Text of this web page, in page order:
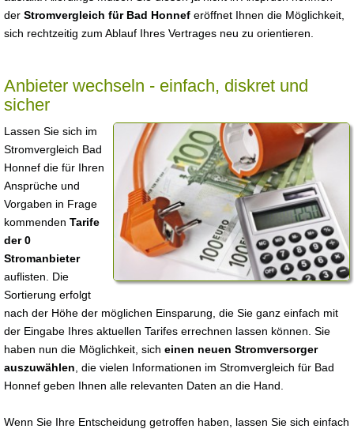
der Stromvergleich für Bad Honnef eröffnet Ihnen die Möglichkeit,
sich rechtzeitig zum Ablauf Ihres Vertrages neu zu orientieren.
Anbieter wechseln - einfach, diskret und
sicher
Lassen Sie sich im
Stromvergleich Bad
Honnef die für Ihren
Ansprüche und
Vorgaben in Frage
kommenden Tarife
der 0
Stromanbieter
auflisten. Die
Sortierung erfolgt
nach der Höhe der möglichen Einsparung, die Sie ganz einfach mit
der Eingabe Ihres aktuellen Tarifes errechnen lassen können. Sie
haben nun die Möglichkeit, sich einen neuen Stromversorger
auszuwählen , die vielen Informationen im Stromvergleich für Bad
Honnef geben Ihnen alle relevanten Daten an die Hand.
Wenn Sie Ihre Entscheidung getroffen haben, lassen Sie sich einfach